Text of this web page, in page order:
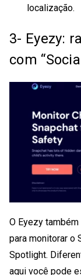
localização.
3- Eyezy:
com
O Eyezy
para monitorar o
Spotlight.
aqui você pode